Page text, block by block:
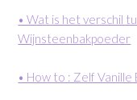
• Wat is het verschil
Wijnsteenbakpoeder
• How to : Zelf Vanille